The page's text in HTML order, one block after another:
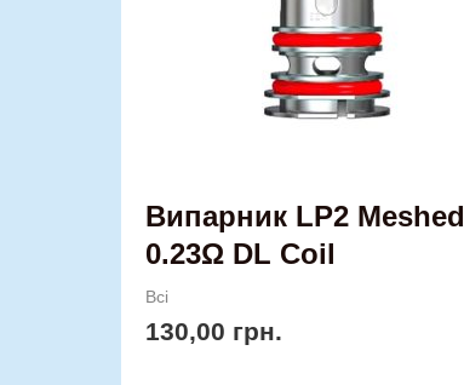
Випарник LP2 Meshed
0.23Ω DL Coil
Всі
130,00 грн.